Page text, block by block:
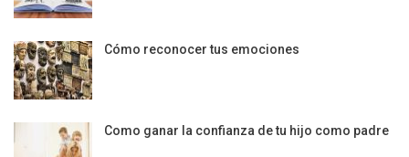
Cómo reconocer tus emociones
Como ganar la confianza de tu hijo como padre